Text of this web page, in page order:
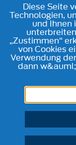
Diese Seite
Technologien,
und Ihnen
„Zustimmen“
von Cookies
Verwendung
dann